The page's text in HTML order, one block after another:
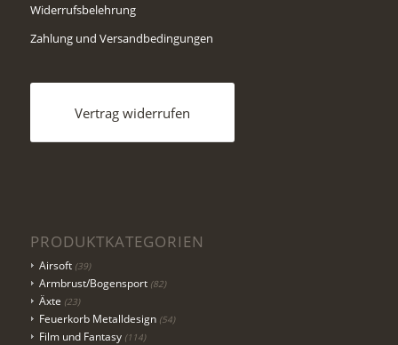
Widerrufsbelehrung
Zahlung und Versandbedingungen
Vertrag widerrufen
PRODUKTKATEGORIEN
Airsoft (39)
Armbrust/Bogensport (82)
Äxte (23)
Feuerkorb Metalldesign (54)
Film und Fantasy (114)